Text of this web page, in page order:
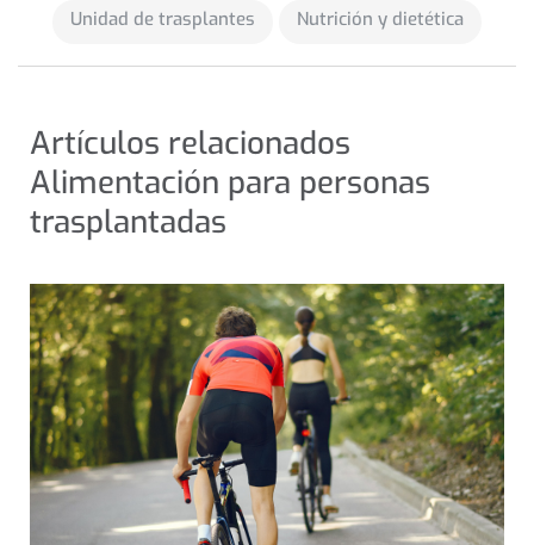
Unidad de trasplantes Nutrición y dietética
Artículos relacionados
Alimentación para personas
trasplantadas